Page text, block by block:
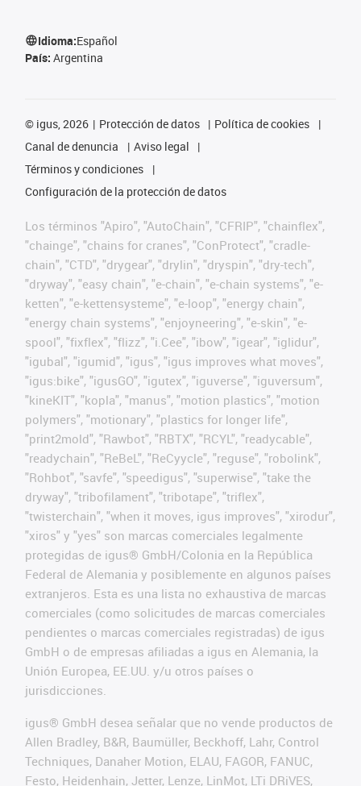
Idioma:Español
País: Argentina
© igus, 2026 Protección de datos
Política de cookies
Canal de denuncia
Aviso legal
Términos y condiciones
Configuración de la protección de datos
Los términos "Apiro", "AutoChain", "CFRIP", "chainflex",
"chainge", "chains for cranes", "ConProtect", "cradle-
chain", "CTD", "drygear", "drylin", "dryspin", "dry-tech",
"dryway", "easy chain", "e-chain", "e-chain systems", "e-
ketten", "e-kettensysteme", "e-loop", "energy chain",
"energy chain systems", "enjoyneering", "e-skin", "e-
spool", "fixflex", "flizz", "i.Cee", "ibow", "igear", "iglidur",
"igubal", "igumid", "igus", "igus improves what moves",
"igus:bike", "igusGO", "igutex", "iguverse", "iguversum",
"kineKIT", "kopla", "manus", "motion plastics", "motion
polymers", "motionary", "plastics for longer life",
"print2mold", "Rawbot", "RBTX", "RCYL", "readycable",
"readychain", "ReBeL", "ReCyycle", "reguse", "robolink",
"Rohbot", "savfe", "speedigus", "superwise", "take the
dryway", "tribofilament", "tribotape", "triflex",
"twisterchain", "when it moves, igus improves", "xirodur",
"xiros" y "yes" son marcas comerciales legalmente
protegidas de igus® GmbH/Colonia en la República
Federal de Alemania y posiblemente en algunos países
extranjeros. Esta es una lista no exhaustiva de marcas
comerciales (como solicitudes de marcas comerciales
pendientes o marcas comerciales registradas) de igus
GmbH o de empresas afiliadas a igus en Alemania, la
Unión Europea, EE.UU. y/u otros países o
jurisdicciones.
igus® GmbH desea señalar que no vende productos de
Allen Bradley, B&R, Baumüller, Beckhoff, Lahr, Control
Techniques, Danaher Motion, ELAU, FAGOR, FANUC,
Festo, Heidenhain, Jetter, Lenze, LinMot, LTi DRiVES,